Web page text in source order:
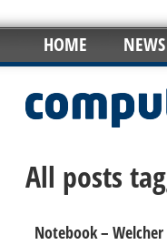
HOME NEWS
All posts
Notebook –